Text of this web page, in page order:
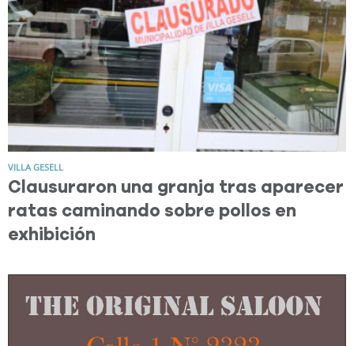
VILLA GESELL
Clausuraron una granja tras aparecer
ratas caminando sobre pollos en
exhibición